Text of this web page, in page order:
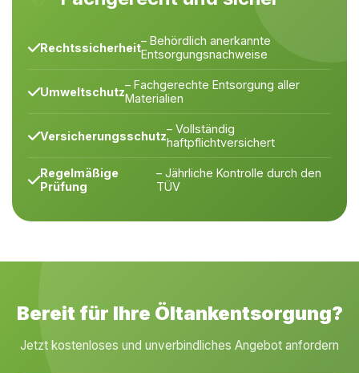
Rechtssicherheit– Behördlich anerkannte
Entsorgungsnachweise
Umweltschutz– Fachgerechte Entsorgung aller
Materialien
Versicherungsschutz– Vollständig
haftpflichtversichert
Regelmäßige
Prüfung
– Jährliche Kontrolle durch den
TÜV
Bereit für Ihre Öltankentsorgung?
Jetzt kostenloses und unverbindliches Angebot anfordern